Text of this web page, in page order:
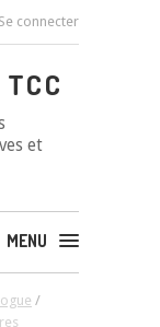
Se connecter
et
MENU
/